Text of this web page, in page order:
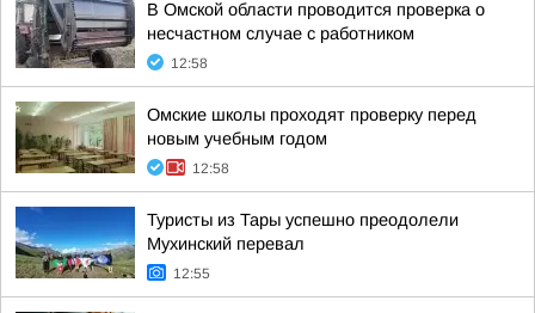
В Омской области проводится проверка о
несчастном случае с работником
12:58
Омские школы проходят проверку перед
новым учебным годом
12:58
Туристы из Тары успешно преодолели
Мухинский перевал
12:55